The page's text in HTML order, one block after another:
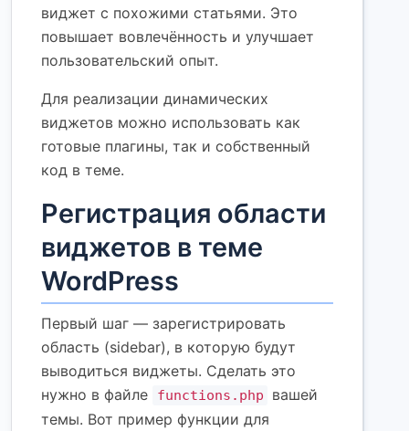
виджет с похожими статьями. Это
повышает вовлечённость и улучшает
пользовательский опыт.
Для реализации динамических
виджетов можно использовать как
готовые плагины, так и собственный
код в теме.
Регистрация области
виджетов в теме
WordPress
Первый шаг — зарегистрировать
область (sidebar), в которую будут
выводиться виджеты. Сделать это
нужно в файле
functions.php
вашей
темы. Вот пример функции для